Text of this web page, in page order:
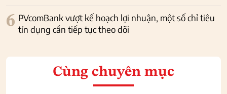
6 PVcomBank vượt kế hoạch lợi nhuận, một số chỉ tiêu
tín dụng cần tiếp tục theo dõi
Cùng chuyên mục